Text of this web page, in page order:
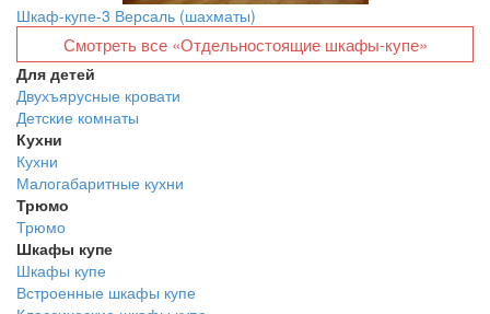
Шкаф-купе-3 Версаль (шахматы)
Смотреть все «Отдельностоящие шкафы-купе»
Для детей
Двухъярусные кровати
Детские комнаты
Кухни
Кухни
Малогабаритные кухни
Трюмо
Трюмо
Шкафы купе
Шкафы купе
Встроенные шкафы купе